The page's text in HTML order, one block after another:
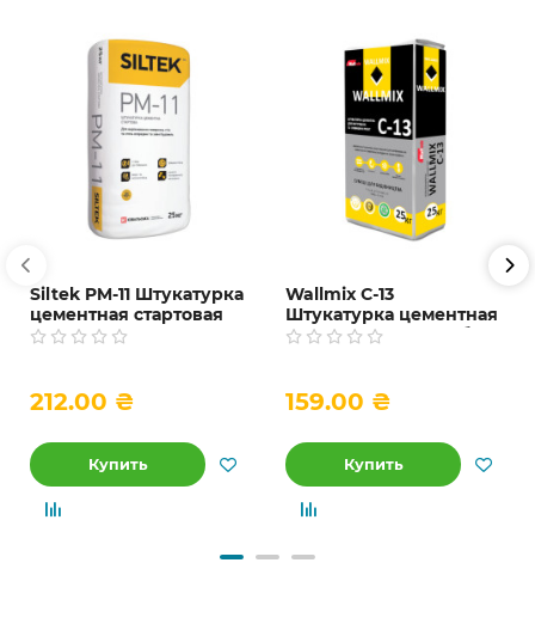
Siltek PM-11 Штукатурка
цементная стартовая
ручного и машинного
212.00 ₴
Купить
Wallmix С-13
Штукатурка цементная
для внутренних работ,
159.00 ₴
Купить